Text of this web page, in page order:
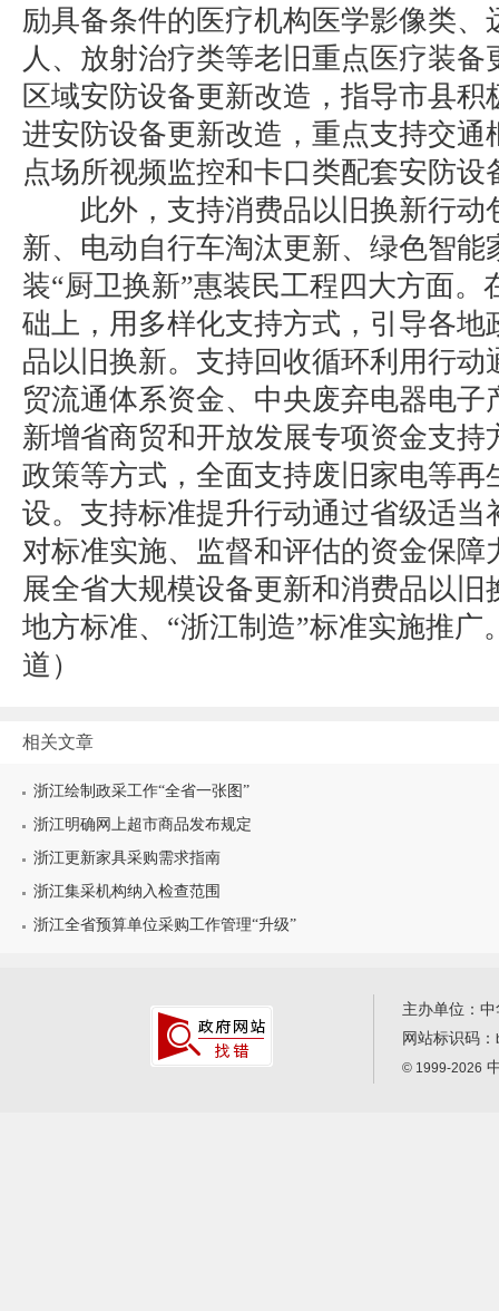
励具备条件的医疗机构医学影像类、
人、放射治疗类等老旧重点医疗装
区域安防设备更新改造，指导市县
进安防设备更新改造，重点支持交通
点场所视频监控和卡口类配套安防设
此外，支持消费品以旧换新行动
新、电动自行车淘汰更新、绿色智能
装“厨卫换新”惠装民工程四大方面。
础上，用多样化支持方式，引导各地
品以旧换新。支持回收循环利用行动
贸流通体系资金、中央废弃电器电子
新增省商贸和开放发展专项资金支持
政策等方式，全面支持废旧家电等再
设。支持标准提升行动通过省级适当
对标准实施、监督和评估的资金保障
展全省大规模设备更新和消费品以旧
地方标准、“浙江制造”标准实施推广
道）
相关文章
浙江绘制政采工作“全省一张图”
浙江明确网上超市商品发布规定
浙江更新家具采购需求指南
浙江集采机构纳入检查范围
浙江全省预算单位采购工作管理“升级”
主办单位：
网站标识码：
© 1999-2026